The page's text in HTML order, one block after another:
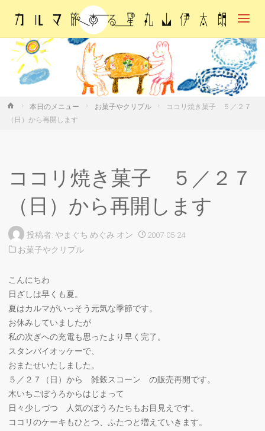
マ・
る
星・
丸山
伊太
ホ
ー
本日のメニュー お菓子やクリプル
ココリ焼き菓子 ５／２７
（日）から再開します
ココリ焼き菓子 ５／２７
（日）から再開します
投稿者: やまぐち めぐみ オン
2007-05-24
お菓子やクリプル
こんにちわ
日ざしは早くも夏。
夏はカルマがいっそう元気な季節です。
お休みしていましたが
私の次ぎへの充電も思ったより早く完了。
スタンバイオッケーで、
おまたせいたしました。
５／２７（日）から 雑穀スコーン の販売再開です。
木いちごぼうろからはじまって
日々少しづつ 人気のぼうろたちもお目見えです。
ココリのケーキもひとつ、ふたつと増えていきます。